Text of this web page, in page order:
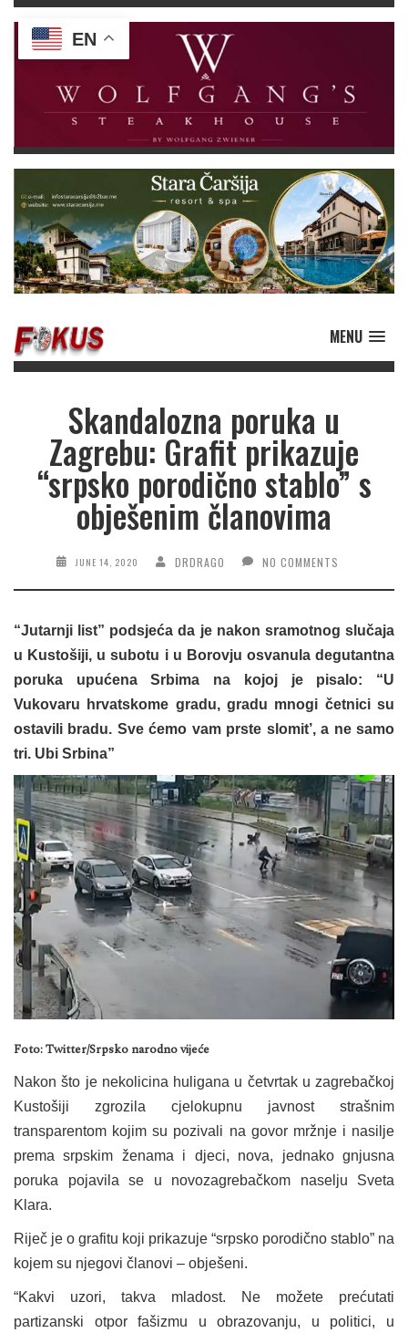
MENU
Skandalozna poruka u
Zagrebu: Grafit prikazuje
“srpsko porodično stablo” s
obješenim članovima
JUNE 14, 2020 DRDRAGO NO COMMENTS
“Jutarnji list” podsjeća da je nakon sramotnog slučaja
u Kustošiji, u subotu i u Borovju osvanula degutantna
poruka upućena Srbima na kojoj je pisalo: “U
Vukovaru hrvatskome gradu, gradu mnogi četnici su
ostavili bradu. Sve ćemo vam prste slomit’, a ne samo
tri. Ubi Srbina”
Foto: Twitter/Srpsko narodno vijeće
Nakon što je nekolicina huligana u četvrtak u zagrebačkoj
Kustošiji zgrozila cjelokupnu javnost strašnim
transparentom kojim su pozivali na govor mržnje i nasilje
prema srpskim ženama i djeci, nova, jednako gnjusna
poruka pojavila se u novozagrebačkom naselju Sveta
Klara.
Riječ je o grafitu koji prikazuje “srpsko porodično stablo” na
kojem su njegovi članovi – obješeni.
“Kakvi uzori, takva mladost. Ne možete prećutati
partizanski otpor fašizmu u obrazovanju, u politici, u
EN